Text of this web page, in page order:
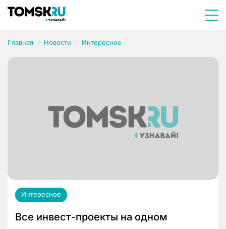
Главная Новости Интересное
Интересное
Все инвест-проекты на одном